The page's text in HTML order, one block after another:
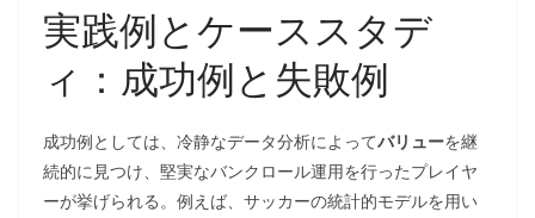
実践例とケーススタデ
ィ：成功例と失敗例
成功例としては、冷静なデータ分析によってバリューを継
続的に見つけ、堅実なバンクロール運用を行ったプレイヤ
ーが挙げられる。例えば、サッカーの統計的モデルを用い